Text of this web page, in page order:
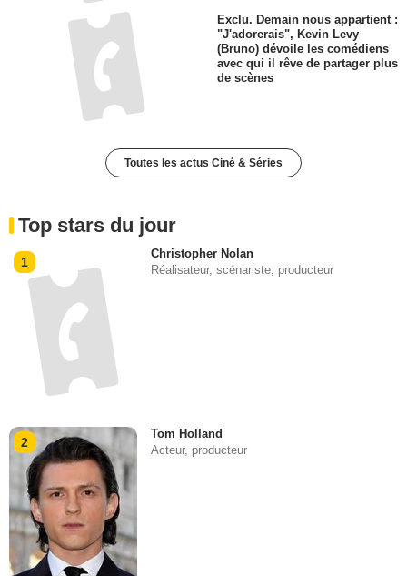
Exclu. Demain nous appartient :
"J'adorerais", Kevin Levy
(Bruno) dévoile les comédiens
avec qui il rêve de partager plus
de scènes
Toutes les actus Ciné & Séries
Top stars du jour
1
Christopher Nolan
Réalisateur, scénariste, producteur
2
Tom Holland
Acteur, producteur